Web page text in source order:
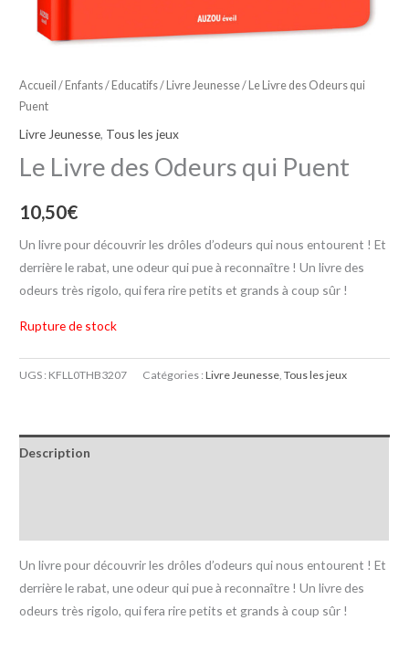
Accueil / Enfants / Educatifs/ Livre Jeunesse/ Le Livre des Odeurs qui
Puent
Livre Jeunesse, Tous les jeux
Le Livre des Odeurs qui Puent
10,50€
Un livre pour découvrir les drôles d’odeurs qui nous entourent ! Et
derrière le rabat, une odeur qui pue à reconnaître ! Un livre des
odeurs très rigolo, qui fera rire petits et grands à coup sûr !
Rupture de stock
UGS : KFLL0THB3207 Catégories :Livre Jeunesse ,Tous les jeux
Description
Un livre pour découvrir les drôles d’odeurs qui nous entourent ! Et
derrière le rabat, une odeur qui pue à reconnaître ! Un livre des
odeurs très rigolo, qui fera rire petits et grands à coup sûr !